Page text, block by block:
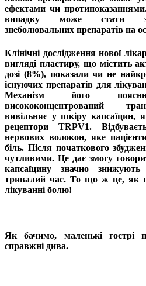
ефектами чи
випадку може стати
знеболювальних препаратів на
Клінічні дослідження нової
вигляді пластиру, що містить
дозі (8%), показали чи не
існуючих препаратів для
Механізм його
висококонцентрований
вивільняє у шкіру капсаїцин,
рецептори TRPV1.
нервових волокон, яке
біль. Після початкового
чутливими. Це дає змогу
капсаїцину значно
тривалий час. То що ж це, як
лікуванні болю!
Як бачимо, маленькі гострі
справжні дива.